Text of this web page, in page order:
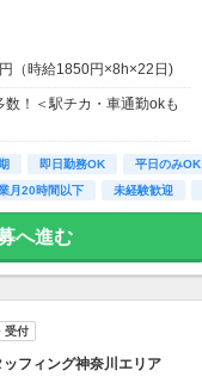
して施設により異なる場
（時給1850円×8h×22日)
4ｈ～、週3～5日(週20h
、7-11時、8-12時、9-16時
/扶養内/パート/フル/短時
迎！
数！＜駅チカ・車通勤okも
即日勤務OK
平日のみOK
月20時間以下 未経験歓迎
へ進む
受付
フィング神奈川エリア